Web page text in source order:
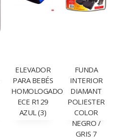
ELEVADOR
PARA BEBÉS
HOMOLOGADO
ECE R129
AZUL (3)
FUNDA
INTERIOR
DIAMANT
POLIESTER
COLOR
NEGRO /
GRIS 7